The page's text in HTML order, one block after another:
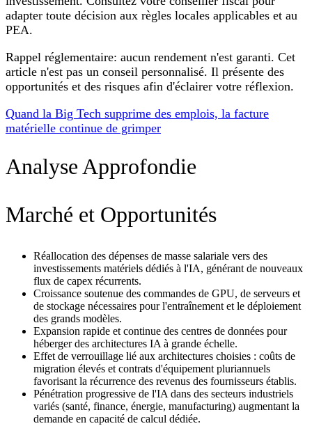
adapter toute décision aux règles locales applicables et au
PEA.
Rappel réglementaire: aucun rendement n'est garanti. Cet
article n'est pas un conseil personnalisé. Il présente des
opportunités et des risques afin d'éclairer votre réflexion.
Quand la Big Tech supprime des emplois, la facture
matérielle continue de grimper
Analyse Approfondie
Marché et Opportunités
Réallocation des dépenses de masse salariale vers des
investissements matériels dédiés à l'IA, générant de nouveaux
flux de capex récurrents.
Croissance soutenue des commandes de GPU, de serveurs et
de stockage nécessaires pour l'entraînement et le déploiement
des grands modèles.
Expansion rapide et continue des centres de données pour
héberger des architectures IA à grande échelle.
Effet de verrouillage lié aux architectures choisies : coûts de
migration élevés et contrats d'équipement pluriannuels
favorisant la récurrence des revenus des fournisseurs établis.
Pénétration progressive de l'IA dans des secteurs industriels
variés (santé, finance, énergie, manufacturing) augmentant la
demande en capacité de calcul dédiée.